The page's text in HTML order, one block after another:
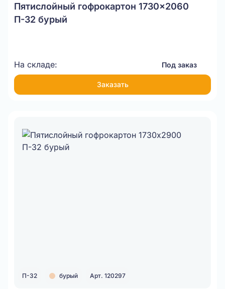
Пятислойный гофрокартон 1730x2060
П-32 бурый
На складе: Под заказ
Заказать
П-32 бурый Арт. 120297